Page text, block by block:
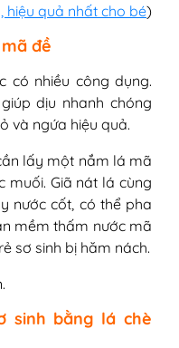
hiệu quả nhất cho bé)
đề
có nhiều công dụng.
dịu nhanh chóng
và ngứa hiệu quả.
lấy một nắm lá mã
muối. Giã nát lá cùng
nước cốt, có thể pha
mềm thấm nước mã
sơ sinh bị hăm nách.
sinh bằng lá chè